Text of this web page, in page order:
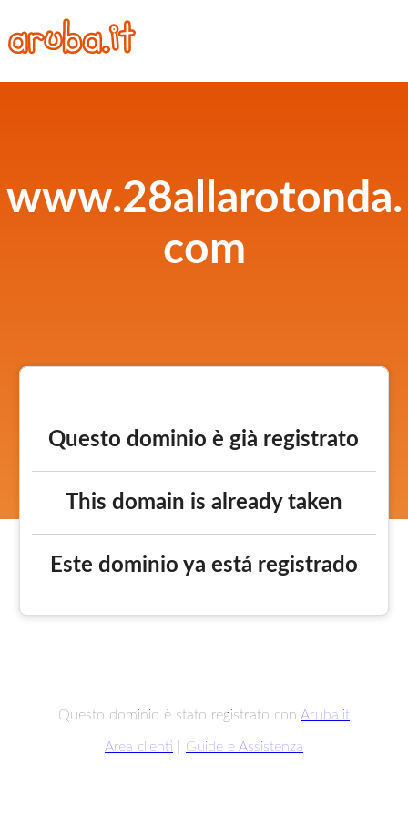
www.28allarotonda.
com
Questo dominio è già registrato
This domain is already taken
Este dominio ya está registrado
Questo dominio è stato registrato con Aruba.it
Area clienti Guide e Assistenza